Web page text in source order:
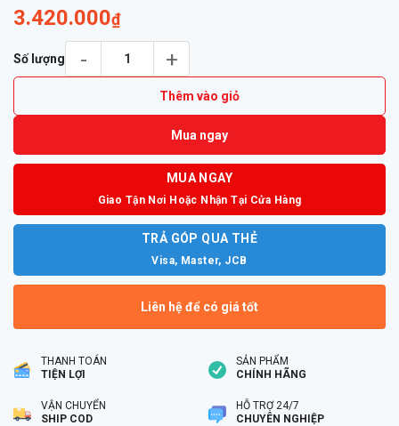
3.420.000₫
Số lượng
Thêm vào giỏ
Mua ngay
MUA NGAY
Giao Tận Nơi Hoặc Nhận Tại Cửa Hàng
TRẢ GÓP QUA THẺ
Visa, Master, JCB
Liên hệ để có giá tốt
THANH TOÁN
TIỆN LỢI
SẢN PHẨM
CHÍNH HÃNG
VẬN CHUYỂN
SHIP COD
HỖ TRỢ 24/7
CHUYÊN NGHIỆP